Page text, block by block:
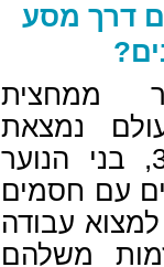
דרך מסע
ממחצית
נמצאת
מתחת לגיל 30, בני הנוער
עם חסמים
עבודה
משלהם